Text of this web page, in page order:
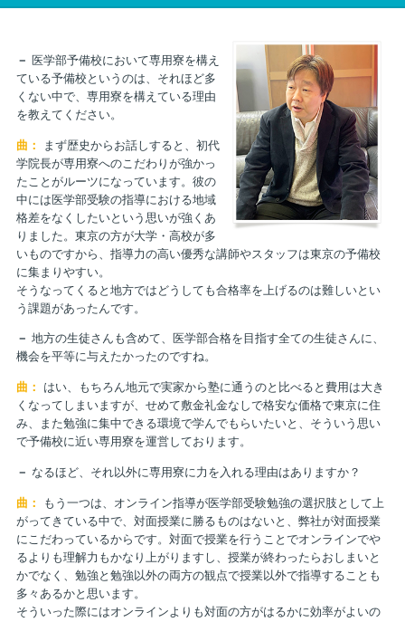
－ 医学部予備校において専用寮を構え
ている予備校というのは、それほど多
くない中で、専用寮を構えている理由
を教えてください。
曲：
まず歴史からお話しすると、初代
学院長が専用寮へのこだわりが強かっ
たことがルーツになっています。彼の
中には医学部受験の指導における地域
格差をなくしたいという思いが強くあ
りました。東京の方が大学・高校が多
いものですから、指導力の高い優秀な講師やスタッフは東京の予備校
に集まりやすい。
そうなってくると地方ではどうしても合格率を上げるのは難しいとい
う課題があったんです。
－ 地方の生徒さんも含めて、医学部合格を目指す全ての生徒さんに、
機会を平等に与えたかったのですね。
曲：
はい、もちろん地元で実家から塾に通うのと比べると費用は大き
くなってしまいますが、せめて敷金礼金なしで格安な価格で東京に住
み、また勉強に集中できる環境で学んでもらいたいと、そういう思い
で予備校に近い専用寮を運営しております。
－ なるほど、それ以外に専用寮に力を入れる理由はありますか？
曲：
もう一つは、オンライン指導が医学部受験勉強の選択肢として上
がってきている中で、対面授業に勝るものはないと、弊社が対面授業
にこだわっているからです。対面で授業を行うことでオンラインでや
るよりも理解力もかなり上がりますし、授業が終わったらおしまいと
かでなく、勉強と勉強以外の両方の観点で授業以外で指導することも
多々あるかと思います。
そういった際にはオンラインよりも対面の方がはるかに効率がよいの